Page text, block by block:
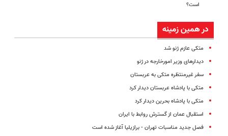
است؟
در همین زمینه
متکی عازم ژنو شد
دیدارهای وزیر امورخارجه در ژنو
سفر غیرمنتظره متکی به عربستان
متکی با پادشاه عربستان دیدار کرد
متکی با پادشاه بحرین دیدار کرد
استقبال عمان از گسترش روابط با ایران
فصل جدید مناسبات تهران - برازیلیا آغاز شده است